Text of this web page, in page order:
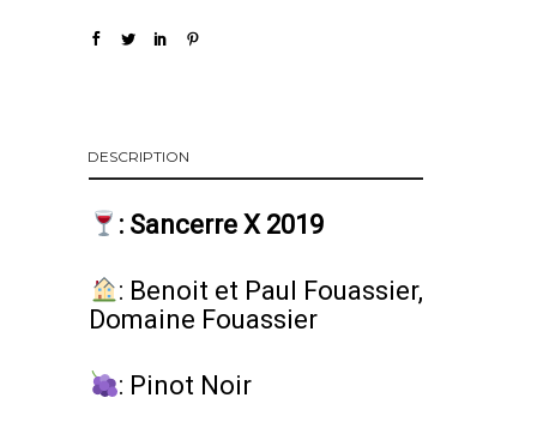
DESCRIPTION
: Sancerre X 2019
: Benoit et Paul Fouassier,
Domaine Fouassier
: Pinot Noir